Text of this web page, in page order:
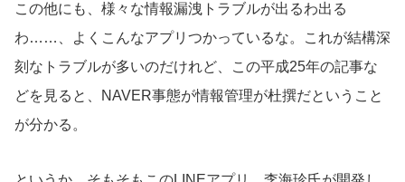
この他にも、様々な情報漏洩トラブルが出るわ出る
わ……、よくこんなアプリつかっているな。これが結構深
刻なトラブルが多いのだけれど、この平成25年の記事な
どを見ると、NAVER事態が情報管理が杜撰だということ
が分かる。